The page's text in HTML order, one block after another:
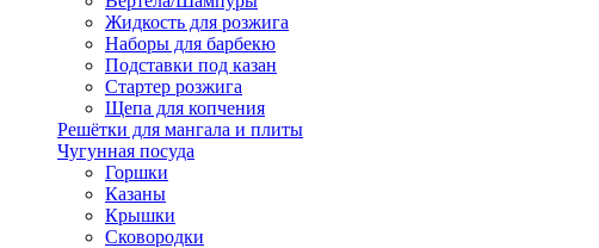
Жидкость для розжига
Наборы для барбекю
Подставки под казан
Стартер розжига
Щепа для копчения
Решётки для мангала и плиты
Чугунная посуда
Горшки
Казаны
Крышки
Сковородки